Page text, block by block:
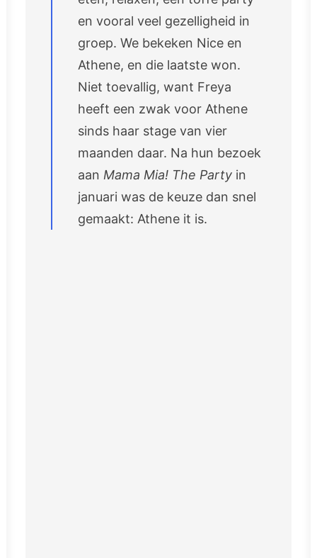
en vooral veel gezelligheid in
groep. We bekeken Nice en
Athene, en die laatste won.
Niet toevallig, want Freya
heeft een zwak voor Athene
sinds haar stage van vier
maanden daar. Na hun bezoek
aan Mama Mia! The Party in
januari was de keuze dan snel
gemaakt: Athene it is.